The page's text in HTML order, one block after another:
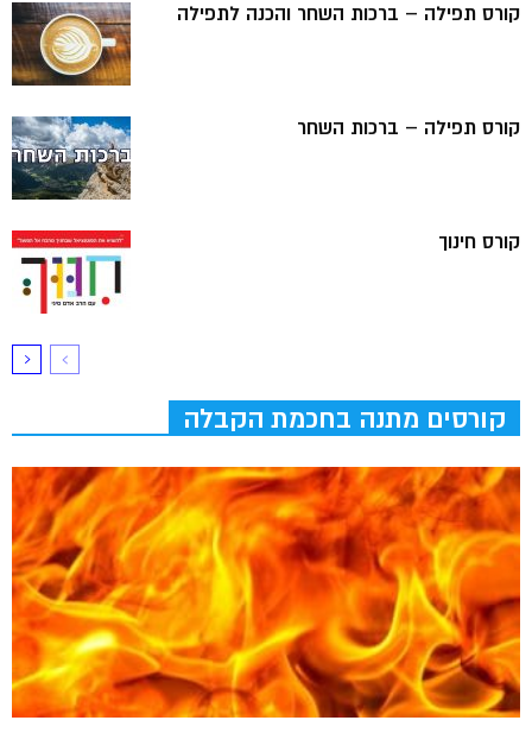
קורס תפילה – ברכות השחר והכנה לתפילה
קורס תפילה – ברכות השחר
קורס חינוך
קורסים מתנה בחכמת הקבלה